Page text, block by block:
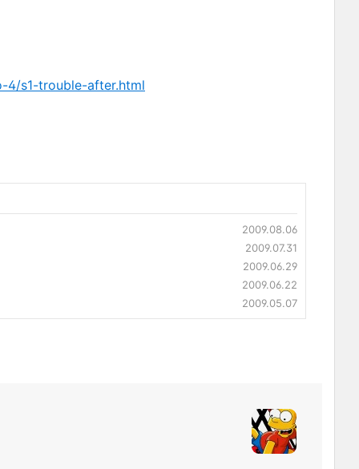
4/s1-trouble-after.html
2009.08.06
2009.07.31
2009.06.29
2009.06.22
2009.05.07